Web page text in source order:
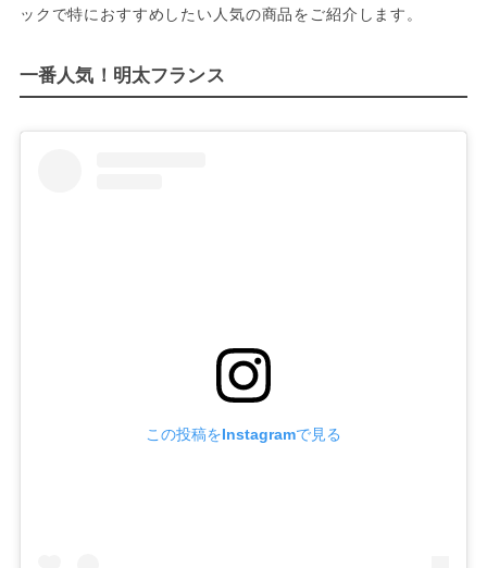
ックで特におすすめしたい人気の商品をご紹介します。
一番人気！明太フランス
この投稿をInstagramで見る